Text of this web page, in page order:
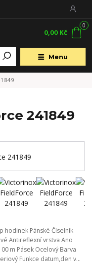
Menu
0
0,00 Kč
241849
hodinek Pánské Číselník
Antireflexní vrstva Ano
m Pásek Ocelový Barva
Funkce datum,den v...